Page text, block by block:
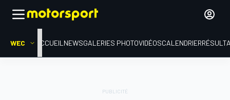
WEC ACCUEIL NEWSGALERIES PHOTOVIDÉOSCALENDRIER